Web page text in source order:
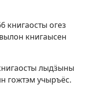
книгаосты огез
книгаысен
лыдӟыны
гожтэм учыръёс.